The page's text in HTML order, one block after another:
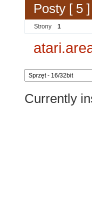
Posty [ 5 ]
Strony 1
Currently